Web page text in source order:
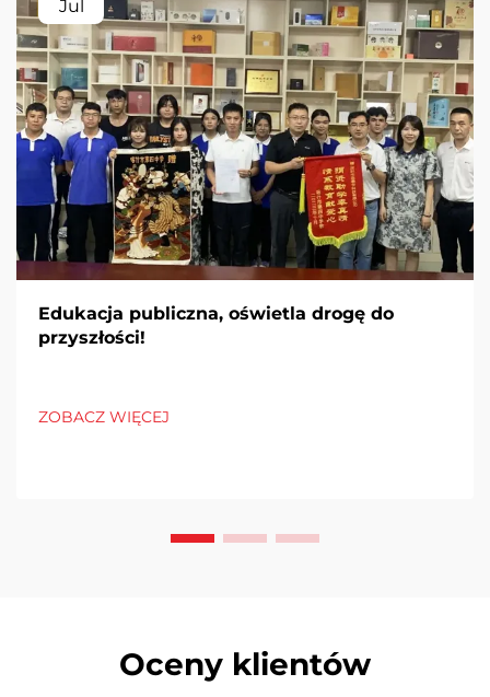
Jul
Edukacja publiczna, oświetla drogę do
przyszłości!
ZOBACZ WIĘCEJ
Oceny klientów